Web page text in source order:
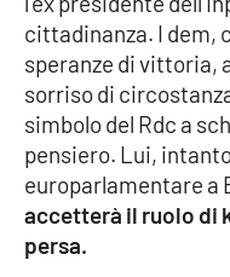
Good Morning
Parchi Marini
Leggendo Alvaro
Imprese Di Calabria
Le perfidie di
cittadinanza. I dem,
speranze di vittoria,
sorriso di
simbolo del Rdc a
pensiero. Lui,
europarlamentare a
accetterà il ruolo di
persa.